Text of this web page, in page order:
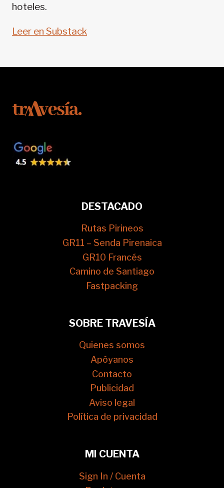
hoteles.
Leer en Substack
DESTACADO
Rutas Pirineos
GR11 – Senda Pirenaica
GR10 Francés
Camino de Santiago
Fastpacking
SOBRE TRAVESÍA
Quienes somos
Apóyanos
Contacto
Publicidad
Aviso legal
Política de privacidad
MI CUENTA
Sign In / Cuenta